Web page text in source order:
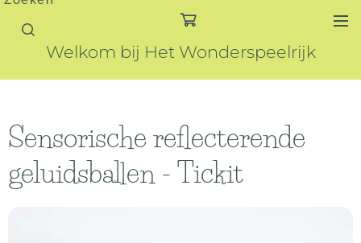
Welkom bij Het Wonderspeelrijk
Sensorische reflecterende
geluidsballen - Tickit